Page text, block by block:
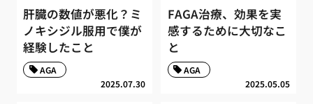
肝臓の数値が悪化？ミ
ノキシジル服用で僕が
経験したこと
2025.07.30
AGA
FAGA治療、効果を実
感するために大切なこ
と
2025.05.05
AGA